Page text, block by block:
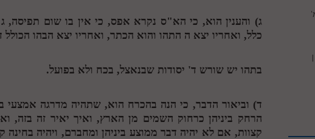
ג) והענין הוא, כי הא"ס נקרא אפס, כי אין בו שום תפיסה,ג
כלל, ואחריו יצא ה התהו והוא הכתר, ואחריו יצא הבהו
בתהו יש שורש ד' יסודות שבנאצל, בכח ולא בפועל.
ד) וביאור הדבר, כי הנה בהכרח הוא, שתהיה מדרגה אמצעי
הרחק ביניהן כרחוק השמים מן הארץ, ואיך יאיר זה בזה,
קצוות, אם לא יהיה דבר ממוצע ביניהן ומחברם, ויהיה